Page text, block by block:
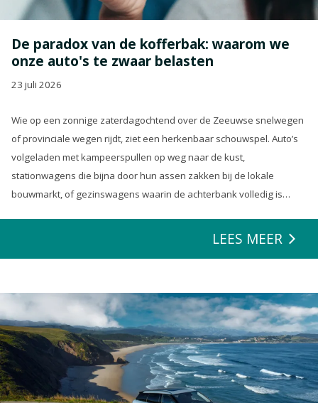
De paradox van de kofferbak: waarom we
onze auto's te zwaar belasten
23 juli 2026
Wie op een zonnige zaterdagochtend over de Zeeuwse snelwegen
of provinciale wegen rijdt, ziet een herkenbaar schouwspel. Auto’s
volgeladen met kampeerspullen op weg naar de kust,
stationwagens die bijna door hun assen zakken bij de lokale
bouwmarkt, of gezinswagens waarin de achterbank volledig is
zeulen. We houden van onze auto’s en we verwachten dat ze alles
LEES MEER